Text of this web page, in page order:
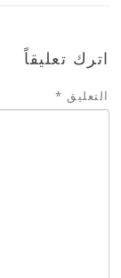
اترك تعليقاً
التعليق *